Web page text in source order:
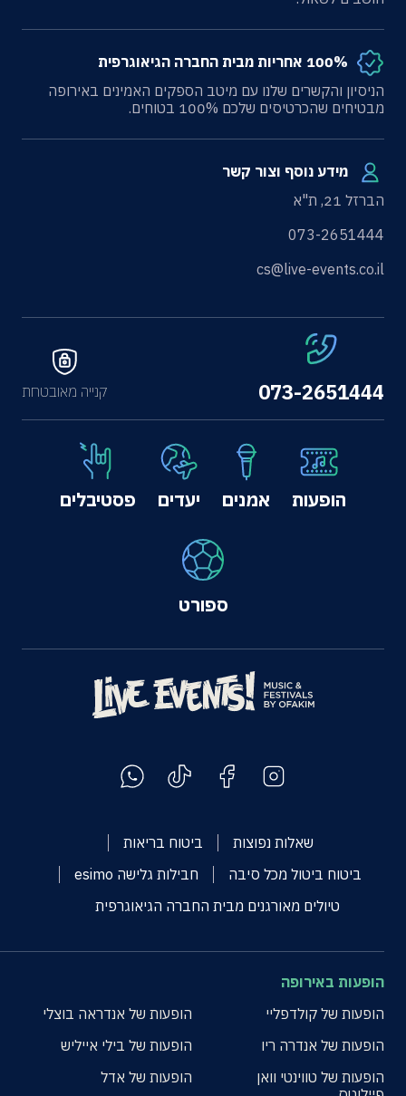
100% אחריות מבית החברה הגיאוגרפית
הניסיון והקשרים שלנו עם מיטב הספקים האמינים באירופה
מבטיחים שהכרטיסים שלכם 100% בטוחים.
מידע נוסף וצור קשר
הברזל 21, ת"א
073-2651444
cs@live-events.co.il
073-2651444
הופעות אמנים יעדים פסטיבלים
ספורט
קנייה מאובטחת
שאלות נפוצות
ביטוח בריאות
ביטוח ביטול מכל סיבה
חבילות גלישה esimo
טיולים מאורגנים מבית החברה הגיאוגרפית
הופעות באירופה
הופעות של קולדפליי
הופעות של אנדראה בוצלי
הופעות של אנדרה ריו
הופעות של בילי אייליש
הופעות של טווינטי וואן
הופעות של אדל